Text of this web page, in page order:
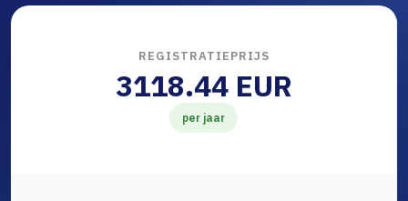
REGISTRATIEPRIJS
3118.44 EUR
per jaar